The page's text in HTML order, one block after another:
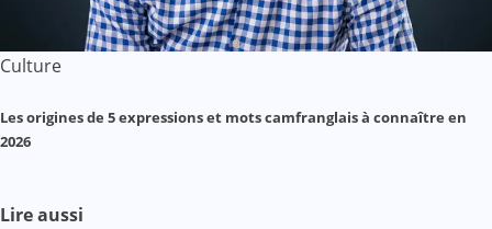
Culture
Les origines de 5 expressions et mots camfranglais à connaître en
2026
Lire aussi